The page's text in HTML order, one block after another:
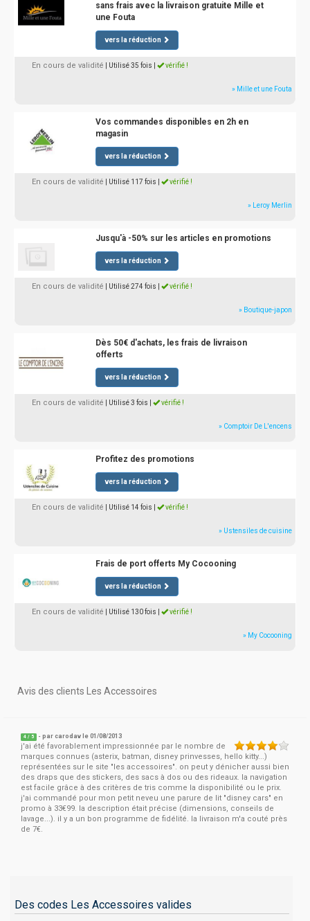
sans frais avec la livraison gratuite Mille et
une Fouta
vers la réduction
En cours de validité | Utilisé 35 fois vérifié !
» Mille et une Fouta
Vos commandes disponibles en 2h en
magasin
vers la réduction
En cours de validité | Utilisé 117 fois vérifié !
» Leroy Merlin
Jusqu'à -50% sur les articles en promotions
vers la réduction
En cours de validité | Utilisé 274 fois vérifié !
» Boutique-japon
Dès 50€ d'achats, les frais de livraison
offerts
vers la réduction
En cours de validité | Utilisé 3 fois vérifié !
» Comptoir De L'encens
Profitez des promotions
vers la réduction
En cours de validité | Utilisé 14 fois vérifié !
» Ustensiles de cuisine
Frais de port offerts My Cocooning
vers la réduction
En cours de validité | Utilisé 130 fois vérifié !
» My Cocooning
Avis des clients Les Accessoires
4 / 5 - parcarodav le 01/08/2013
j'ai été favorablement impressionnée par le nombre de
marques connues (asterix, batman, disney prinvesses, hello kitty...)
représentées sur le site "les accessoires". on peut y dénicher aussi bien
des draps que des stickers, des sacs à dos ou des rideaux. la navigation
est facile grâce à des critères de tris comme la disponibilité ou le prix.
j'ai commandé pour mon petit neveu une parure de lit "disney cars" en
promo à 33€99. la description était précise (dimensions, conseils de
lavage...). il y a un bon programme de fidélité. la livraison m'a couté près
de 7€.
Des codes Les Accessoires valides